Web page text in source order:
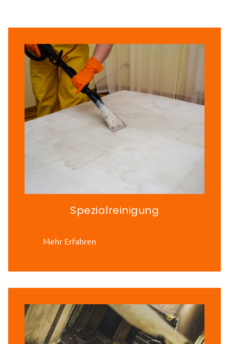
Spezialreinigung
Mehr Erfahren